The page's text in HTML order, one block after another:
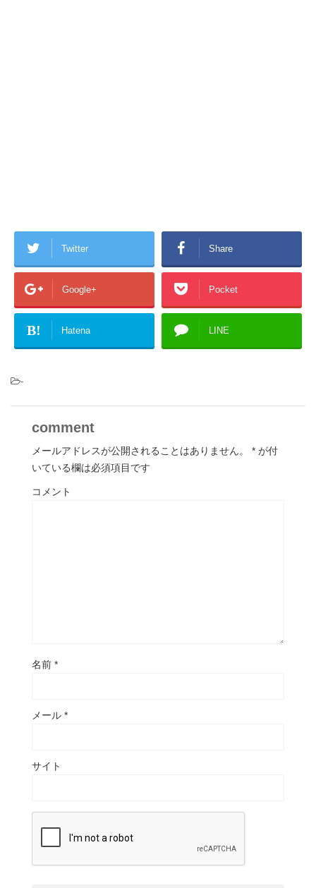
Twitter Share
Google+ Pocket
B! Hatena LINE
-
comment
メールアドレスが公開されることはありません。 * が付
いている欄は必須項目です
コメント
名前 *
メール *
サイト